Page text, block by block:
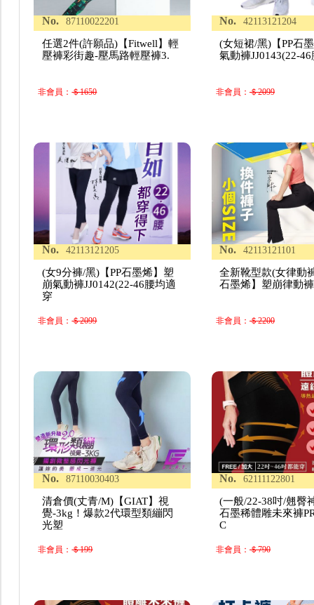
No. 87110022201
任選2件(許願品)【Fitwell】輕
壓褲彩街趣-壓馬路輕壓褲3.
非會員：＄1650
No. 42113121204
(女短裙/黑)【PP石
氣動褲JJ0143(22-
非會員： ＄2099
No. 42113121205
(女9分褲/黑)【PP石墨烯】塑
崩氣動褲JJ0142(22-46腰均適
穿
非會員：＄2099
No. 42113121101
全新靴型款(女律動
石墨烯】塑崩律動
非會員： ＄2200
No. 87110030403
清倉價(丈青/M)【GIAT】視
覺-3kg！爆款2代環型類繃閃
光塑
非會員：＄199
No. 62111122801
(一般/22-38吋/翹臀
石墨稀體雕未來褲
C
非會員： ＄790